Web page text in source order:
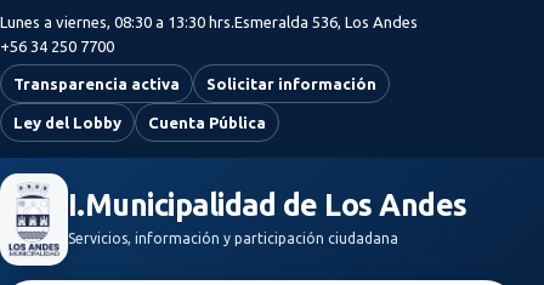
Saltar al contenido principal
Lunes a viernes, 08:30 a 13:30 hrs.Esmeralda 536, Los Andes
+56 34 250 7700
Transparencia activa Solicitar información
Ley del Lobby Cuenta Pública
I.Municipalidad de Los Andes
Servicios, información y participación ciudadana